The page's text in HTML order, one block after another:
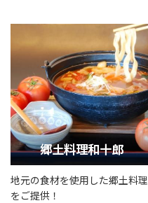
郷土料理和十郎
地元の食材を使用した郷土料理
をご提供！